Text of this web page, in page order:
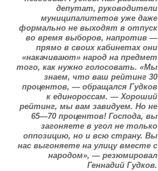
депутат, руководители
муниципалитетов уже даже
формально не выходят в отпуск
во время выборов, напротив —
прямо в своих кабинетах они
«накачивают» народ на предмет
того, как нужно голосовать. «Мы
знаем, что ваш рейтинг 30
процентов, — обращался Гудков
к единороссам. — Хороший
рейтинг, мы вам завидуем. Но не
65—70 процентов! Господа, вы
загоняете в угол не только
оппозицию, но и всю страну. Вы
нас выгоняете на улицу вместе с
народом», — резюмировал
Геннадий Гудков.